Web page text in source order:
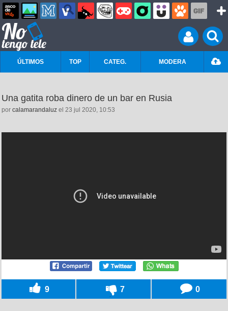
ÚLTIMOS TOP CATEG. MODERA
Una gatita roba dinero de un bar en Rusia
por calamarandaluz el 23 jul 2020, 10:53
9 7 0